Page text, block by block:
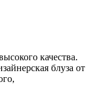
качества.
блуза от